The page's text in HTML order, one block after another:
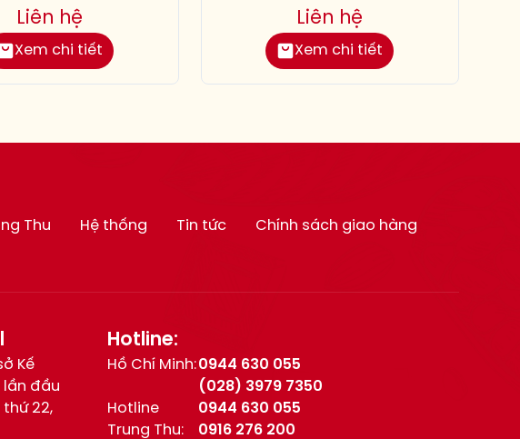
Xem chi tiết
Liên hệ
Xem chi tiết
Liên hệ
Thu Hệ thống Tin tức
Chính sách giao hàng
Kế
lần đầu
thứ 22,
Hotline:
Hồ Chí Minh:0944 630 055
(028) 3979 7350
Hotline
Trung Thu:
0944 630 055
0916 276 200